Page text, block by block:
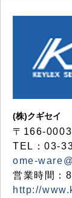
(株)クギセイ
〒166-
TEL：03-
ome-
営業時間：
http://